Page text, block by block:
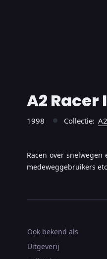
A2 Racer
1998 ● Collectie:
Racen over
medeweggebruikers
Ook bekend als
Uitgeverij